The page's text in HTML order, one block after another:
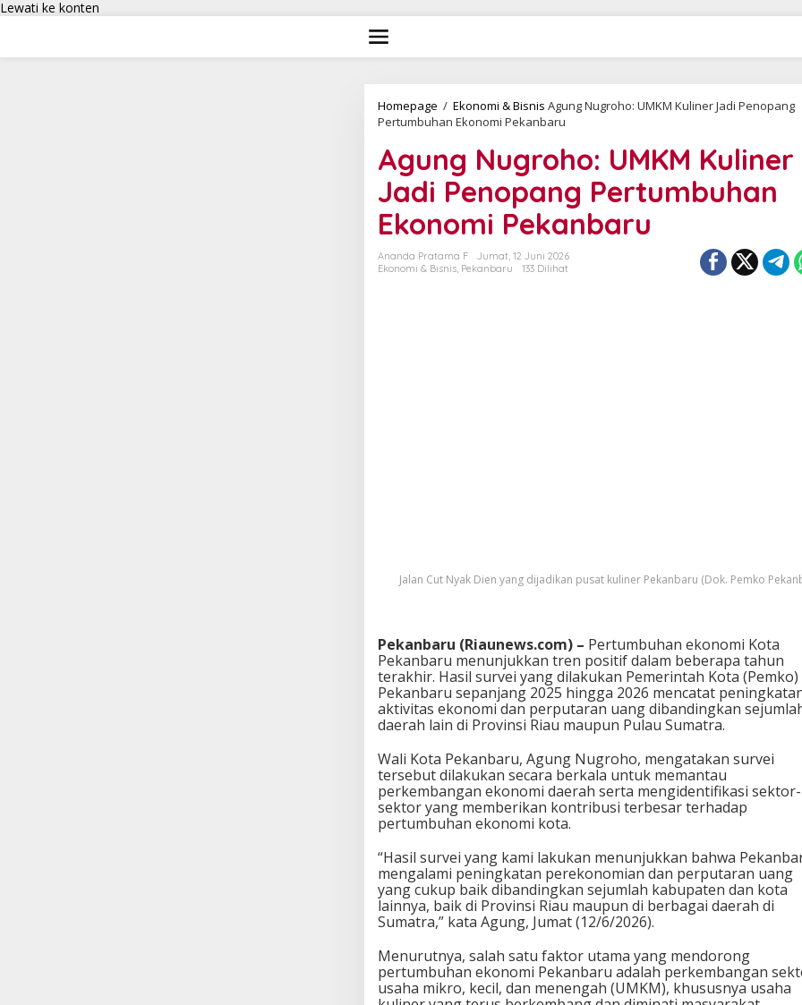
Lewati ke konten
Homepage / Ekonomi & Bisnis Agung Nugroho: UMKM Kuliner Jadi Penopang
Pertumbuhan Ekonomi Pekanbaru
Agung Nugroho: UMKM Kuliner
Jadi Penopang Pertumbuhan
Ekonomi Pekanbaru
Ananda Pratama F
Jumat, 12 Juni 2026
Ekonomi & Bisnis, Pekanbaru 133 Dilihat
Jalan Cut Nyak Dien yang dijadikan pusat kuliner Pekanbaru (Dok. Pemko
Pekanbaru (Riaunews.com) – Pertumbuhan ekonomi Kota
Pekanbaru menunjukkan tren positif dalam beberapa tahun
terakhir. Hasil survei yang dilakukan Pemerintah Kota (Pemko)
Pekanbaru sepanjang 2025 hingga 2026 mencatat
aktivitas ekonomi dan perputaran uang dibandingkan
daerah lain di Provinsi Riau maupun Pulau Sumatra.
Wali Kota Pekanbaru, Agung Nugroho, mengatakan survei
tersebut dilakukan secara berkala untuk memantau
perkembangan ekonomi daerah serta mengidentifikasi sektor-
sektor yang memberikan kontribusi terbesar terhadap
pertumbuhan ekonomi kota.
“Hasil survei yang kami lakukan menunjukkan bahwa
mengalami peningkatan perekonomian dan perputaran uang
yang cukup baik dibandingkan sejumlah kabupaten dan kota
lainnya, baik di Provinsi Riau maupun di berbagai daerah di
Sumatra,” kata Agung, Jumat (12/6/2026).
Menurutnya, salah satu faktor utama yang mendorong
pertumbuhan ekonomi Pekanbaru adalah perkembangan
usaha mikro, kecil, dan menengah (UMKM), khususnya usaha